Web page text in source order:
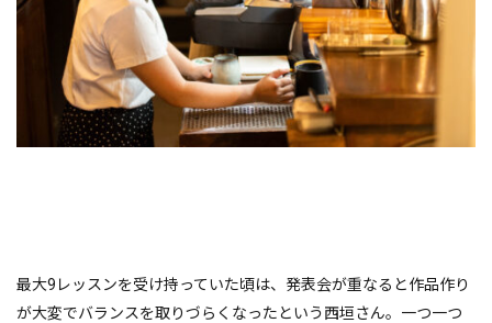
最大9レッスンを受け持っていた頃は、発表会が重なると作品作り
が大変でバランスを取りづらくなったという西垣さん。一つ一つ